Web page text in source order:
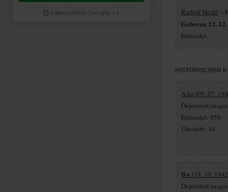
Rudolf Hecht –
Geboren 12.
Ermordet.
HISTORISCHER
AAp (09. 07.
Deportiert
Ermordet: 959
Überlebt: 41
Bw (19. 10.
Deportiert